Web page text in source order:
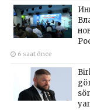
6 saat önce